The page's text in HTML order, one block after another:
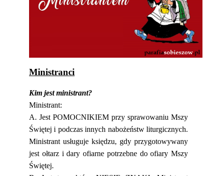
Ministranci
Kim jest ministrant?
Ministrant:
A. Jest POMOCNIKIEM przy sprawowaniu Mszy
Świętej i podczas innych nabożeństw liturgicznych.
Ministrant usługuje księdzu, gdy przygotowywany
jest ołtarz i dary ofiarne potrzebne do ofiary Mszy
Świętej.